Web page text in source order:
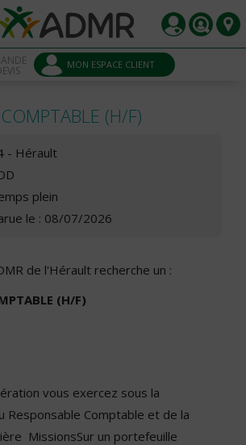
MON ESPACE CLIENT
(H/F)
- Hérault
plein
le : 08/07/2026
de l'Hérault recherche un :
(H/F)
vous exercez sous la
Responsable Comptable et de la
MissionsSur un portefeuille
cookies